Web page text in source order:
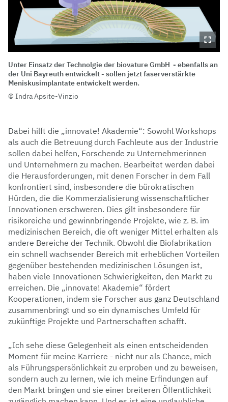
Unter Einsatz der Technolgie der biovature GmbH - ebenfalls an
der Uni Bayreuth entwickelt - sollen jetzt faserverstärkte
Meniskusimplantate entwickelt werden.
Indra Apsite-Vinzio
Dabei hilft die „innovate! Akademie“: Sowohl Workshops
als auch die Betreuung durch Fachleute aus der Industrie
sollen dabei helfen, Forschende zu Unternehmerinnen
und Unternehmern zu machen. Bearbeitet werden dabei
die Herausforderungen, mit denen Forscher in dem Fall
konfrontiert sind, insbesondere die bürokratischen
Hürden, die die Kommerzialisierung wissenschaftlicher
Innovationen erschweren. Dies gilt insbesondere für
risikoreiche und gewinnbringende Projekte, wie z. B. im
medizinischen Bereich, die oft weniger Mittel erhalten als
andere Bereiche der Technik. Obwohl die Biofabrikation
ein schnell wachsender Bereich mit erheblichen Vorteilen
gegenüber bestehenden medizinischen Lösungen ist,
haben viele Innovationen Schwierigkeiten, den Markt zu
erreichen. Die „innovate! Akademie“ fördert
Kooperationen, indem sie Forscher aus ganz Deutschland
zusammenbringt und so ein dynamisches Umfeld für
zukünftige Projekte und Partnerschaften schafft.
„Ich sehe diese Gelegenheit als einen entscheidenden
Moment für meine Karriere - nicht nur als Chance, mich
als Führungspersönlichkeit zu erproben und zu beweisen,
sondern auch zu lernen, wie ich meine Erfindungen auf
den Markt bringen und sie einer breiteren Öffentlichkeit